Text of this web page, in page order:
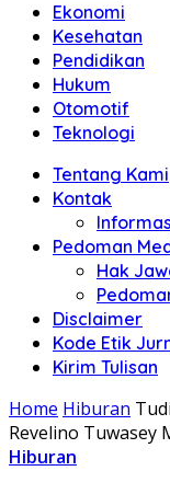
Ekonomi
Kesehatan
Pendidikan
Hukum
Otomotif
Teknologi
Tentang Kami
Kontak
Pedoman
Hak
Disclaimer
Kode Etik
Kirim Tulisan
Home Hiburan
Revelino Tuwasey
Hiburan